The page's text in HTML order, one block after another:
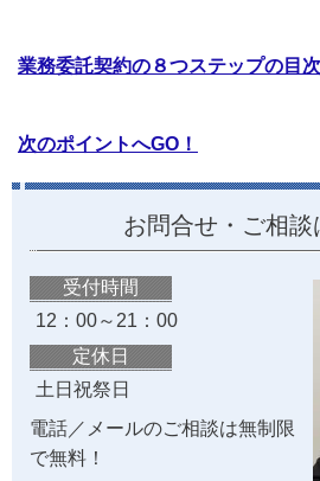
業務委託契約の８つステップの目
次のポイントへGO！
お問合せ・ご相談
受付時間
12：00～21：00
定休日
土日祝祭日
電話／メールのご相談は無制限
で無料！